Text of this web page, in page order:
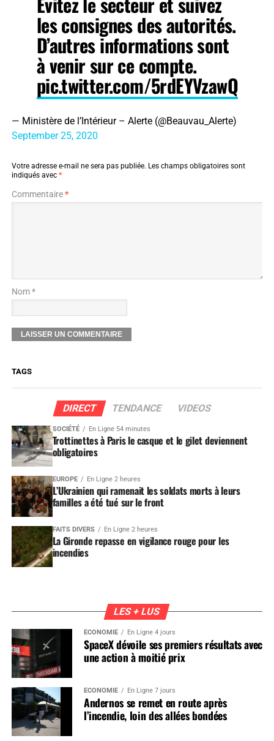
les consignes des autorités.
D’autres informations sont
à venir sur ce compte.
pic.twitter.com/5rdEYVzawQ
— Ministère de l’Intérieur – Alerte (@Beauvau_Alerte)
September 25, 2020
Votre adresse e-mail ne sera pas publiée. Les champs obligatoires sont
indiqués avec *
Commentaire*
Nom *
TAGS
DIRECT TENDANCE VIDEOS
SOCIÉTÉ En Ligne 54 minutes
Trottinettes à Paris le casque et le gilet deviennent
obligatoires
EUROPE En Ligne 2 heures
L’Ukrainien qui ramenait les soldats morts à leurs
familles a été tué sur le front
FAITS DIVERS En Ligne 2 heures
La Gironde repasse en vigilance rouge pour les
incendies
LES + LUS
ÉCONOMIE En Ligne 4 jours
SpaceX dévoile ses premiers résultats avec
une action à moitié prix
ÉCONOMIE En Ligne 7 jours
Andernos se remet en route après
l’incendie, loin des allées bondées